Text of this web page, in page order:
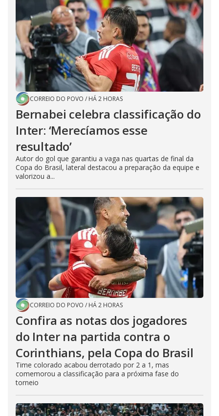
CORREIO DO POVO / HÁ 2 HORAS
Bernabei celebra classificação do
Inter: ‘Merecíamos esse
resultado’
Autor do gol que garantiu a vaga nas quartas de final da
Copa do Brasil, lateral destacou a preparação da equipe e
valorizou a...
CORREIO DO POVO / HÁ 2 HORAS
Confira as notas dos jogadores
do Inter na partida contra o
Corinthians, pela Copa do Brasil
Time colorado acabou derrotado por 2 a 1, mas
comemorou a classificação para a próxima fase do
torneio